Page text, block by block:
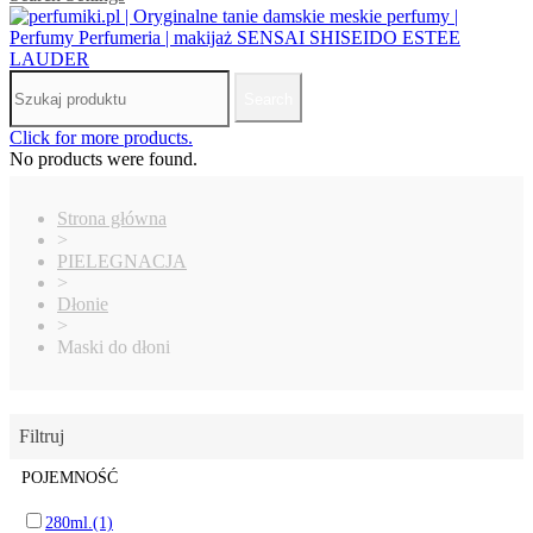
Click for more products.
No products were found.
Strona główna
>
PIELEGNACJA
>
Dłonie
>
Maski do dłoni
Filtruj
POJEMNOŚĆ
280ml.(1)